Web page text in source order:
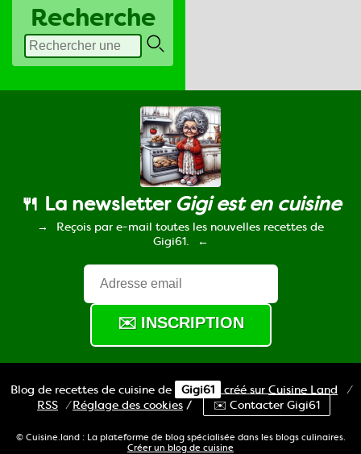
Recherche
🍴 La newsletter Gigi est en cuisine
Reçois par e-mail toutes les nouvelles recettes de
Gigi61.
Blog de recettes de cuisine de Gigi61 créé sur Cuisine Land
⁄
RSS ⁄Réglage des cookies / ✉️ Contacter Gigi61
© Cuisine.land : La plateforme de blog spécialisée dans les blogs culinaires.
Créer un blog de cuisine